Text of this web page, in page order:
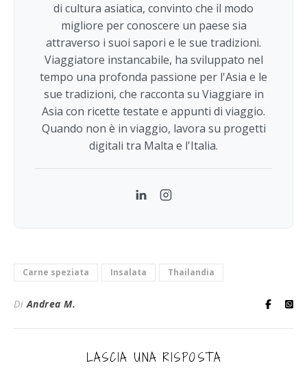
di cultura asiatica, convinto che il modo
migliore per conoscere un paese sia
attraverso i suoi sapori e le sue tradizioni.
Viaggiatore instancabile, ha sviluppato nel
tempo una profonda passione per l'Asia e le
sue tradizioni, che racconta su Viaggiare in
Asia con ricette testate e appunti di viaggio.
Quando non è in viaggio, lavora su progetti
digitali tra Malta e l'Italia.
LinkedInInstagram
Carne speziata Insalata Thailandia
DiAndrea M.
LASCIA UNA RISPOSTA